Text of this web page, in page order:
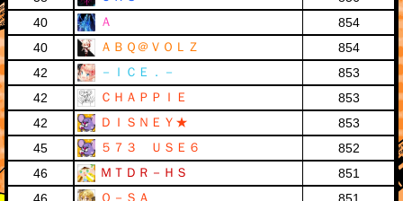
40
Ａ
854
40
ＡＢＱ＠ＶＯＬＺ
854
42
－ＩＣＥ．－
853
42
ＣＨＡＰＰＩＥ
853
42
ＤＩＳＮＥＹ★
853
45
５７３ ＵＳＥ６
852
46
ＭＴＤＲ－ＨＳ
851
Ｏ－ＳＡ